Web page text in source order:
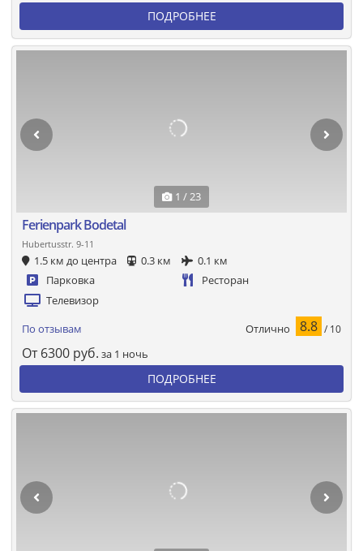
ПОДРОБНЕЕ
1 / 23
Ferienpark Bodetal
Hubertusstr. 9-11
1.5 км до центра 0.3 км
0.1 км
Парковка
Ресторан
Телевизор
По отзывам Отлично 8.8 / 10
От 6300 руб. за 1 ночь
ПОДРОБНЕЕ